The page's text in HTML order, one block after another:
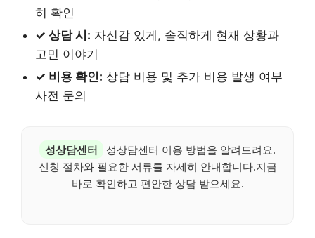
히 확인
✓ 상담 시: 자신감 있게, 솔직하게 현재 상황과
고민 이야기
✓ 비용 확인: 상담 비용 및 추가 비용 발생 여부
사전 문의
성상담센터
성상담센터 이용 방법을 알려드려요.
신청 절차와 필요한 서류를 자세히 안내합니다.지금
바로 확인하고 편안한 상담 받으세요.